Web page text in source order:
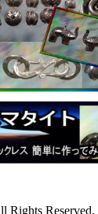
Rights Reserved.